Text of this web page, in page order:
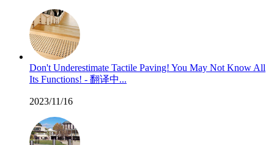
Don't Underestimate Tactile Paving! You May Not Know All
Its Functions! - 翻译中...
2023/11/16